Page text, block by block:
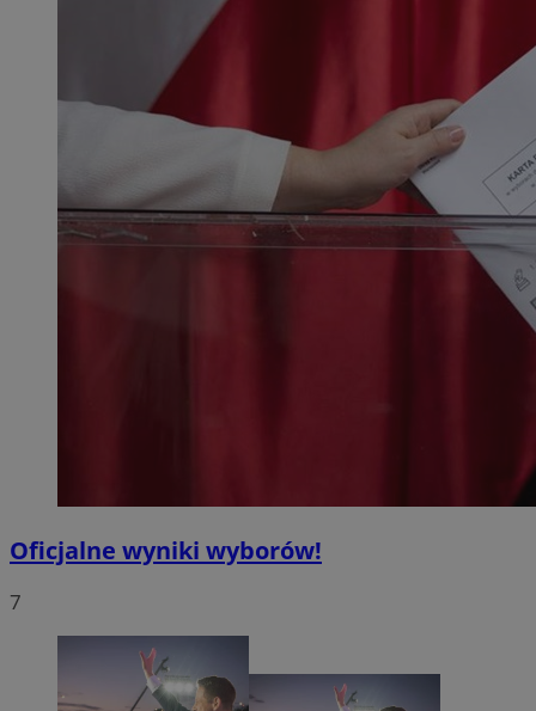
Oficjalne wyniki wyborów!
7